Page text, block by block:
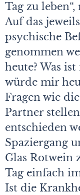
Tag zu
Auf das
psychische
genommen
heute? Was
würde mir
Fragen wie
Partner
entschieden
Spaziergang
Glas Rotwein
Tag einfach
Ist die